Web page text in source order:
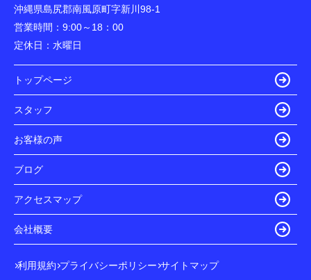
沖縄県島尻郡南風原町字新川98-1
営業時間： 9:00～18：00
定休日： 水曜日
トップページ
スタッフ
お客様の声
ブログ
アクセスマップ
会社概要
利用規約 プライバシーポリシー サイトマップ